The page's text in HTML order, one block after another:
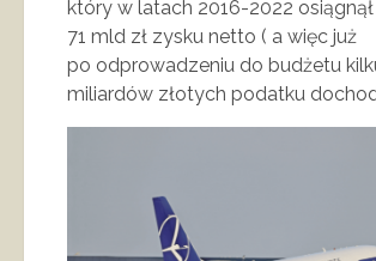
który w latach 2016-2022
71 mld zł zysku netto ( a więc już
po odprowadzeniu do budżetu
miliardów złotych podatku